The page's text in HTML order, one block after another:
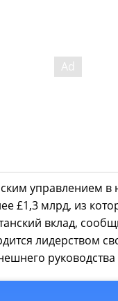
управлением в
£1,3 млрд, из
вклад,
лидерством